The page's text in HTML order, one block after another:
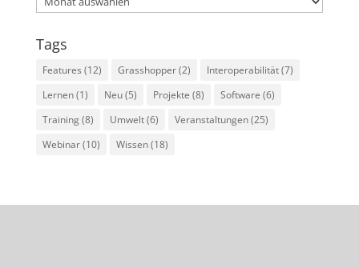
Tags
Features (12) Grasshopper(2) Interoperabilität(7)
Lernen(1) Neu(5) Projekte (8) Software (6)
Training(8) Umwelt(6) Veranstaltungen(25)
Webinar(10) Wissen(18)